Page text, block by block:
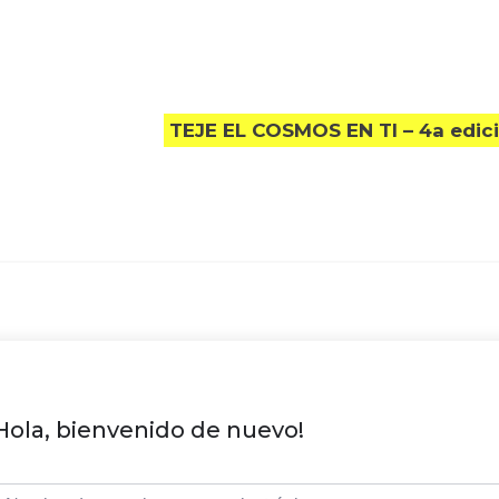
TEJE EL COSMOS EN TI – 4a
bienvenido de nuevo!